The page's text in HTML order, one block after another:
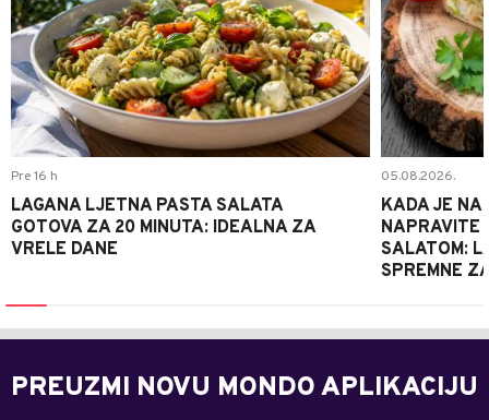
Pre 16 h
LAGANA LJETNA PASTA SALATA
GOTOVA ZA 20 MINUTA: IDEALNA ZA
VRELE DANE
05.08.2026.
KADA JE
NAPRAVITE
SALATOM:
SPREMNE
PREUZMI NOVU MONDO APLIKACIJU